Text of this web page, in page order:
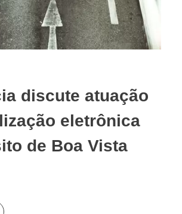
discute atuação
eletrônica
de Boa Vista